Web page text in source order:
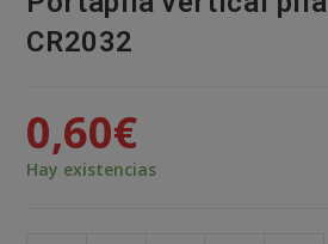
CR2032
0,60€
Hay existencias